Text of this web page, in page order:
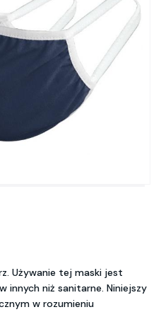
Używanie tej maski jest
innych niż sanitarne. Niniejszy
w rozumieniu